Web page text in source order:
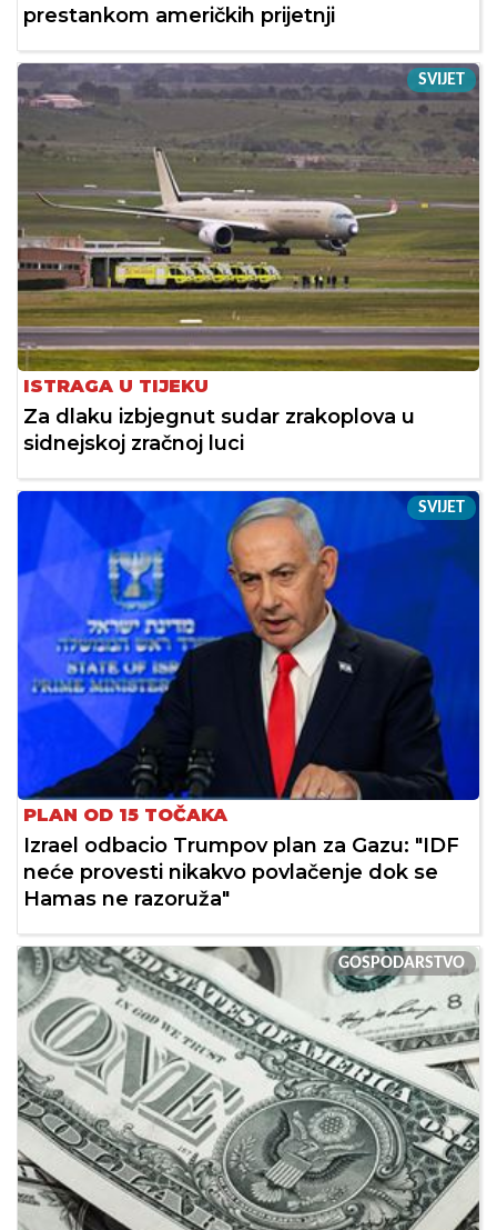
prestankom američkih prijetnji
SVIJET
ISTRAGA U TIJEKU
Za dlaku izbjegnut sudar zrakoplova u
sidnejskoj zračnoj luci
SVIJET
PLAN OD 15 TOČAKA
Izrael odbacio Trumpov plan za Gazu: "IDF
neće provesti nikakvo povlačenje dok se
Hamas ne razoruža"
GOSPODARSTVO